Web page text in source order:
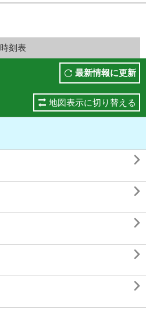
時刻表
最新情報に更新
地図表示に切り替える




